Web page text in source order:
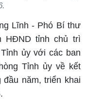
Lĩnh - Phó Bí thư
HĐND tỉnh chủ trì
ủy với các ban
Tỉnh ủy về kết
năm, triển khai